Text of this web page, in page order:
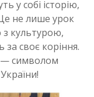
у собі історію,
не лише урок
з культурою,
своє коріння.
— символом